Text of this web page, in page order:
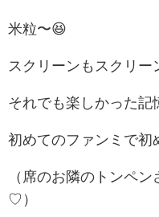
米粒〜😆
スクリーンもスクリー
それでも楽しかった記
初めてのファンミで初
（席のお隣のトンペ
♡）